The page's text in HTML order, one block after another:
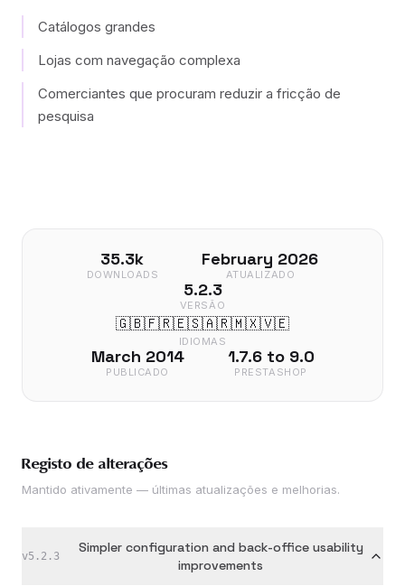
Catálogos grandes
Lojas com navegação complexa
Comerciantes que procuram reduzir a fricção de
pesquisa
35.3k
DOWNLOADS
February 2026
ATUALIZADO
5.2.3
VERSÃO
🇬🇧🇫🇷🇪🇸🇦🇷🇲🇽🇻🇪
IDIOMAS
March 2014
PUBLICADO
1.7.6 to 9.0
PRESTASHOP
Registo de alterações
Mantido ativamente — últimas atualizações e melhorias.
v5.2.3
Simpler configuration and back-office usability
improvements